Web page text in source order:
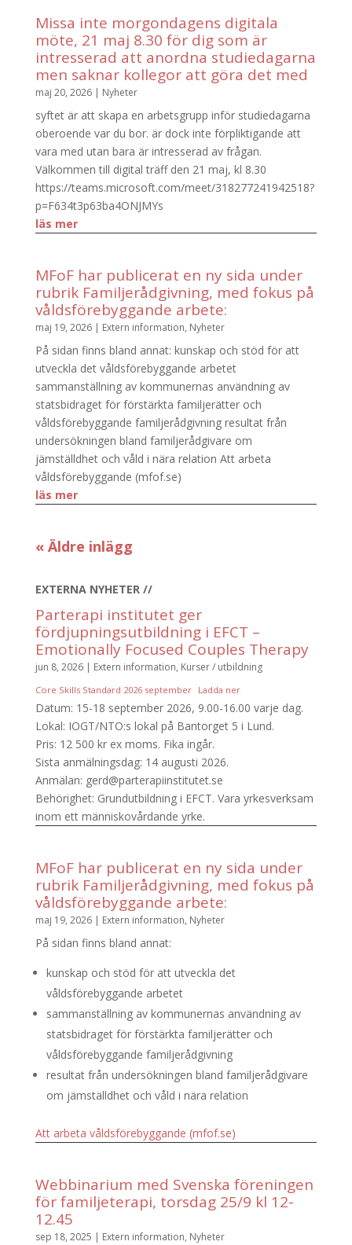
Missa inte morgondagens digitala
möte, 21 maj 8.30 för dig som är
intresserad att anordna studiedagarna
men saknar kollegor att göra det med
maj 20, 2026| Nyheter
syftet är att skapa en arbetsgrupp inför studiedagarna
oberoende var du bor. är dock inte förpliktigande att
vara med utan bara är intresserad av frågan.
Välkommen till digital träff den 21 maj, kl 8.30
https://teams.microsoft.com/meet/318277241942518?
p=F634t3p63ba4ONJMYs
läs mer
MFoF har publicerat en ny sida under
rubrik Familjerådgivning, med fokus på
våldsförebyggande arbete:
maj 19, 2026| Extern information, Nyheter
På sidan finns bland annat: kunskap och stöd för att
utveckla det våldsförebyggande arbetet
sammanställning av kommunernas användning av
statsbidraget för förstärkta familjerätter och
våldsförebyggande familjerådgivning resultat från
undersökningen bland familjerådgivare om
jämställdhet och våld i nära relation Att arbeta
våldsförebyggande (mfof.se)
läs mer
« Äldre inlägg
EXTERNA NYHETER //
Parterapi institutet ger
fördjupningsutbildning i EFCT –
Emotionally Focused Couples Therapy
jun 8, 2026| Extern information, Kurser / utbildning
Core Skills Standard 2026 september Ladda ner
Datum: 15-18 september 2026, 9.00-16.00 varje dag.
Lokal: IOGT/NTO:s lokal på Bantorget 5 i Lund.
Pris: 12 500 kr ex moms. Fika ingår.
Sista anmälningsdag: 14 augusti 2026.
Anmälan: gerd@parterapiinstitutet.se
Behörighet: Grundutbildning i EFCT. Vara yrkesverksam
inom ett människovårdande yrke.
MFoF har publicerat en ny sida under
rubrik Familjerådgivning, med fokus på
våldsförebyggande arbete:
maj 19, 2026| Extern information, Nyheter
På sidan finns bland annat:
kunskap och stöd för att utveckla det
våldsförebyggande arbetet
sammanställning av kommunernas användning av
statsbidraget för förstärkta familjerätter och
våldsförebyggande familjerådgivning
resultat från undersökningen bland familjerådgivare
om jämställdhet och våld i nära relation
Att arbeta våldsförebyggande (mfof.se)
Webbinarium med Svenska föreningen
för familjeterapi, torsdag 25/9 kl 12-
12.45
sep 18, 2025 Extern information, Nyheter